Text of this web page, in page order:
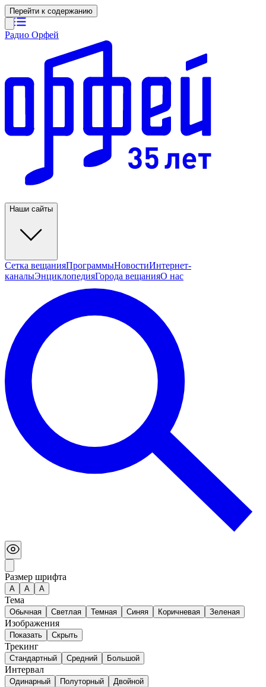
Перейти к содержанию
Радио Орфей
Наши сайты
Сетка вещанияПрограммыНовостиИнтернет-
каналыЭнциклопедияГорода вещанияО нас
Размер шрифта
А A A
Тема
Обычная Светлая Темная Синяя Коричневая Зеленая
Изображения
Показать Скрыть
Трекинг
Стандартный Средний Большой
Интервал
Одинарный Полуторный Двойной